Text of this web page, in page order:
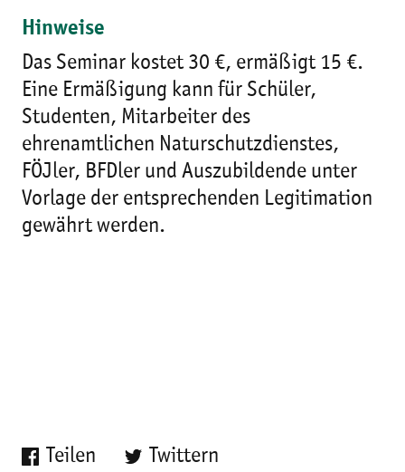
Hinweise
Das Seminar kostet 30 €, ermäßigt 15 €.
Eine Ermäßigung kann für Schüler,
Studenten, Mitarbeiter des
ehrenamtlichen Naturschutzdienstes,
FÖJler, BFDler und Auszubildende unter
Vorlage der entsprechenden Legitimation
gewährt werden.
Teilen Twittern